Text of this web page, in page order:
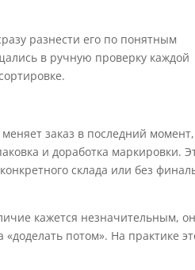
разнести его по понятным
в ручную проверку каждой
заказ в последний
и доработка маркировки.
склада или без
кажется незначительным,
потом». На практике